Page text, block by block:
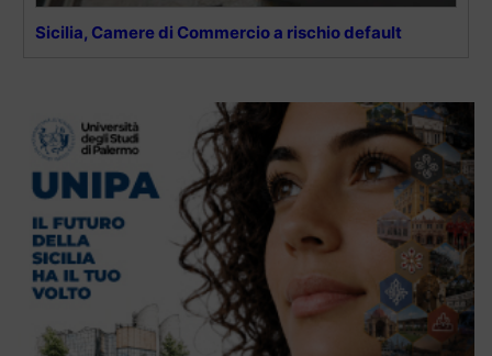
Sicilia, Camere di Commercio a rischio default